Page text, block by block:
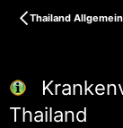
Thailand Allgemein
Thailand